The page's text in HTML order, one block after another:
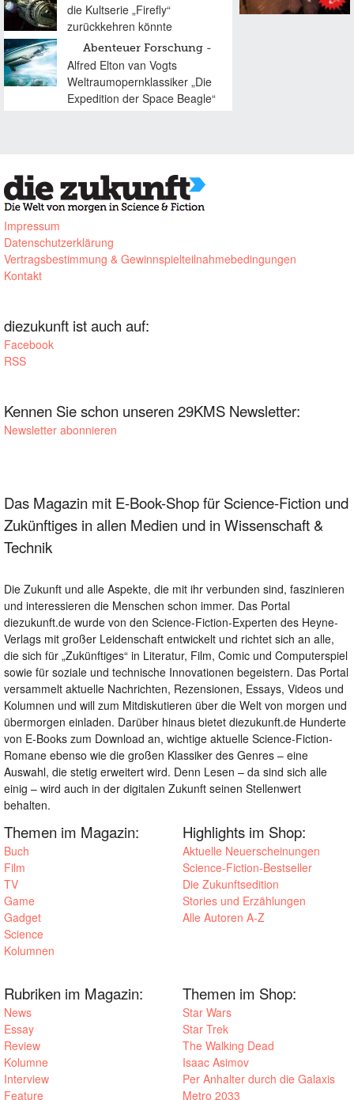
die Kultserie „Firefly“
zurückkehren könnte
Abenteuer Forschung
Alfred Elton van Vogts
Weltraumopernklassiker „Die
Expedition der Space Beagle“
Impressum
Datenschutzerklärung
Vertragsbestimmung & Gewinnspielteilnahmebedingungen
Kontakt
diezukunft ist auch auf:
Facebook
RSS
Kennen Sie schon unseren 29KMS Newsletter:
Newsletter abonnieren
Das Magazin mit E-Book-Shop für Science-Fiction und
Zukünftiges in allen Medien und in Wissenschaft &
Technik
Die Zukunft und alle Aspekte, die mit ihr verbunden sind, faszinieren
und interessieren die Menschen schon immer. Das Portal
diezukunft.de wurde von den Science-Fiction-Experten des Heyne-
Verlags mit großer Leidenschaft entwickelt und richtet sich an alle,
die sich für „Zukünftiges“ in Literatur, Film, Comic und Computerspiel
sowie für soziale und technische Innovationen begeistern. Das Portal
versammelt aktuelle Nachrichten, Rezensionen, Essays, Videos und
Kolumnen und will zum Mitdiskutieren über die Welt von morgen und
übermorgen einladen. Darüber hinaus bietet diezukunft.de Hunderte
von E-Books zum Download an, wichtige aktuelle Science-Fiction-
Romane ebenso wie die großen Klassiker des Genres – eine
Auswahl, die stetig erweitert wird. Denn Lesen – da sind sich alle
einig – wird auch in der digitalen Zukunft seinen Stellenwert
behalten.
Themen im Magazin:
Buch
Film
TV
Game
Gadget
Science
Kolumnen
Highlights im Shop:
Aktuelle Neuerscheinungen
Science-Fiction-Bestseller
Die Zukunftsedition
Stories und Erzählungen
Alle Autoren A-Z
Rubriken im Magazin:
News
Essay
Review
Kolumne
Interview
Feature
Themen im Shop:
Star Wars
Star Trek
The Walking Dead
Isaac Asimov
Per Anhalter durch die Galaxis
Metro 2033